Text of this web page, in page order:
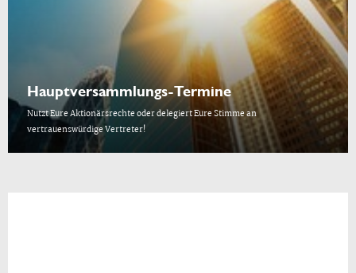
Hauptversammlungs-Termine
Nutzt Eure Aktionärsrechte oder delegiert Eure Stimme an
vertrauenswürdige Vertreter!